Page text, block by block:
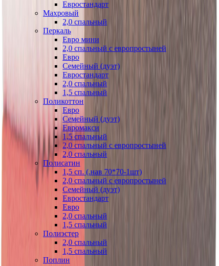
Евростандарт
Махровый
2,0 спальный
Перкаль
Евро мини
2,0 спальный с европростыней
Евро
Семейный (дуэт)
Евростандарт
2,0 спальный
1,5 спальный
Поликоттон
Евро
Семейный (дуэт)
Евромакси
1,5 спальный
2,0 спальный с европростыней
2,0 спальный
Полисатин
1,5 сп. (.нав 70*70-1шт)
2,0 спальный с европростыней
Семейный (дуэт)
Евростандарт
Евро
2,0 спальный
1,5 спальный
Полиэстер
2,0 спальный
1,5 спальный
Поплин